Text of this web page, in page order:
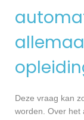
Deze vraag kan
worden. Over het